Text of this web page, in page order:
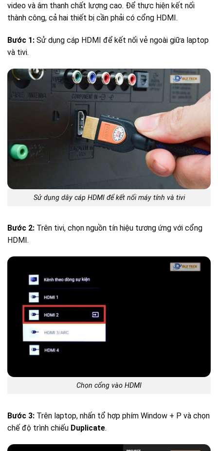
video và âm thanh chất lượng cao. Để thực hiện kết nối
thành công, cả hai thiết bị cần phải có cổng HDMI.
Bước 1: Sử dụng cáp HDMI để kết nối vẻ ngoài giữa laptop
và tivi.
Sử dụng dây cáp HDMI để kết nối máy tính và tivi
Bước 2: Trên tivi, chọn nguồn tín hiệu tương ứng với cổng
HDMI.
Chọn cổng vào HDMI
Bước 3: Trên laptop, nhấn tổ hợp phím Window + P và chọn
chế độ trình chiếu Duplicate.